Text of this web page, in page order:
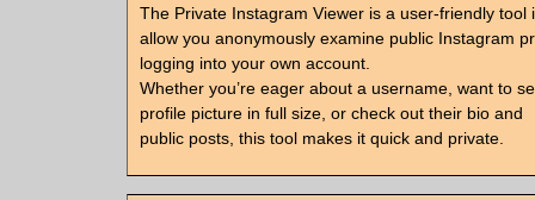
The Private Instagram Viewer is a user-friendly tool
allow you anonymously examine public Instagram
logging into your own account.
Whether you’re eager about a username, want to
profile picture in full size, or check out their bio and
public posts, this tool makes it quick and private.